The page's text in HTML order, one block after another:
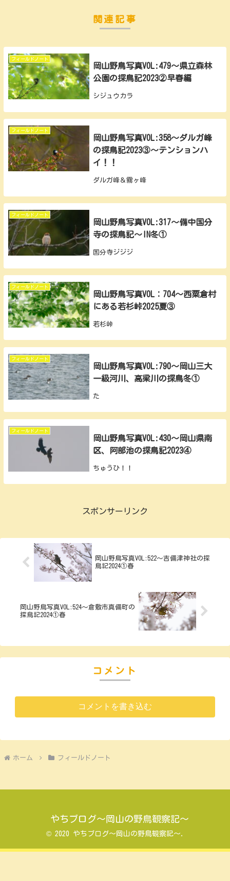
関連記事
フィールドノート
岡山野鳥写真VOL:479～県立森林
公園の探鳥記2023②早春編
シジュウカラ
フィールドノート
岡山野鳥写真VOL:358～ダルガ峰
の探鳥記2023③～テンションハ
イ！！
ダルガ峰＆霧ヶ峰
フィールドノート
岡山野鳥写真VOL:317～備中国分
寺の探鳥記～IN冬①
国分寺ジジジ
フィールドノート
岡山野鳥写真VOL：704～西粟倉村
にある若杉峠2025夏③
若杉峠
フィールドノート
岡山野鳥写真VOL:790～岡山三大
一級河川、高梁川の探鳥冬①
た
フィールドノート
岡山野鳥写真VOL:430～岡山県南
区、阿部池の探鳥記2023④
ちゅうひ！！
スポンサーリンク
岡山野鳥写真VOL:522～吉備津神社の探
鳥記2024①春
岡山野鳥写真VOL:524～倉敷市真備町の
探鳥記2024①春
コメント
コメントを書き込む
ホーム フィールドノート
やちブログ～岡山の野鳥観察記～
© 2020 やちブログ～岡山の野鳥観察記～.